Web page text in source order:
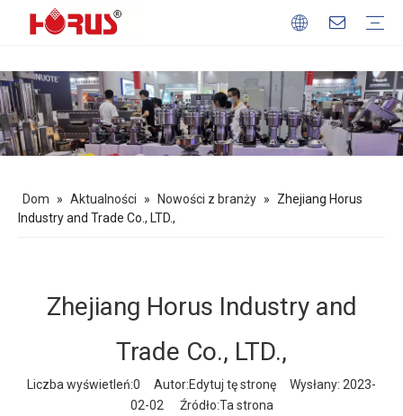
Dom » Aktualności » Nowości z branży »
Zhejiang Horus
Industry and Trade Co., LTD.,
Zhejiang Horus Industry and
Trade Co., LTD.,
Liczba wyświetleń:0 Autor:Edytuj tę stronę Wysłany: 2023-
02-02 Źródło:Ta strona